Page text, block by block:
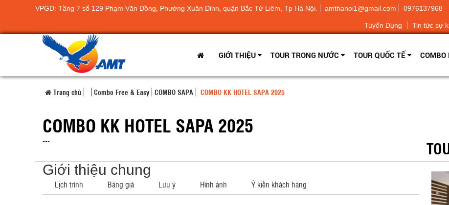
VPGD: Tầng 7 số 129 Phạm Văn Đồng, Phường Xuân Đỉnh, quận Bắc Từ Liêm, Tp Hà Nội. amthanoi1@gmail.com 0976137968
Tuyển Dụng Tin tức sự
GIỚI THIỆU TOUR TRONG NƯỚC TOUR QUỐC TẾ COMBO
Trang chủ Combo Free & Easy COMBO SAPA COMBO KK HOTEL SAPA 2025
COMBO KK HOTEL SAPA 2025
---
Giới thiệu chung
Lịch trình Bảng giá Lưu ý Hình ảnh Ý kiến khách hàng